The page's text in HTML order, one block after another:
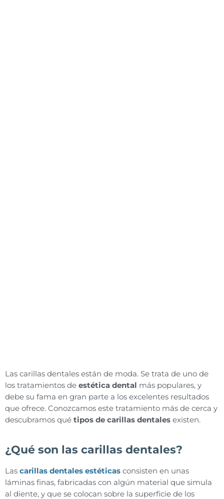
Las carillas dentales están de moda. Se trata de uno de
los tratamientos de estética dental más populares, y
debe su fama en gran parte a los excelentes resultados
que ofrece. Conozcamos este tratamiento más de cerca y
descubramos qué tipos de carillas dentales existen.
¿Qué son las carillas dentales?
Las carillas dentales estéticas consisten en unas
láminas finas, fabricadas con algún material que simula
al diente, y que se colocan sobre la superficie de los